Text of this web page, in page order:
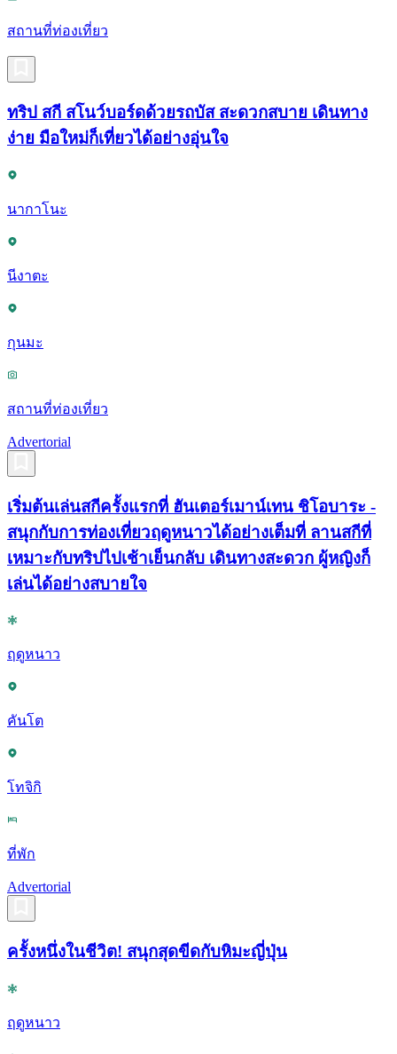
สถานที่ท่องเที่ยว
ทริป สกี สโนว์บอร์ดด้วยรถบัส สะดวกสบาย เดินทาง
ง่าย มือใหม่ก็เที่ยวได้อย่างอุ่นใจ
นากาโนะ
นีงาตะ
กุนมะ
สถานที่ท่องเที่ยว
Advertorial
เริ่มต้นเล่นสกีครั้งแรกที่ ฮันเตอร์เมาน์เทน ชิโอบาระ -
สนุกกับการท่องเที่ยวฤดูหนาวได้อย่างเต็มที่ ลานสกีที่
เหมาะกับทริปไปเช้าเย็นกลับ เดินทางสะดวก ผู้หญิงก็
เล่นได้อย่างสบายใจ
ฤดูหนาว
คันโต
โทจิกิ
ที่พัก
Advertorial
ครั้งหนึ่งในชีวิต! สนุกสุดขีดกับหิมะญี่ปุ่น
ฤดูหนาว